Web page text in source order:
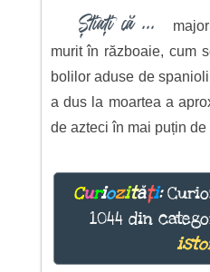
Știați că ...
murit în războaie, cum
bolilor aduse de
a dus la moartea a
de azteci în mai puțin de
Curiozități:
1044 din